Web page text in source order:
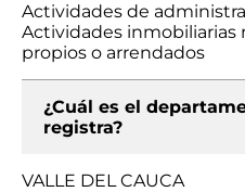
Actividades de
Actividades inmobiliarias
propios o arrendados
¿Cuál es el
registra?
VALLE DEL CAUCA